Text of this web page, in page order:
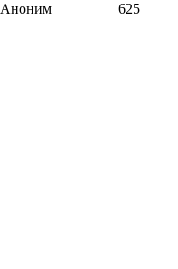
Аноним 625